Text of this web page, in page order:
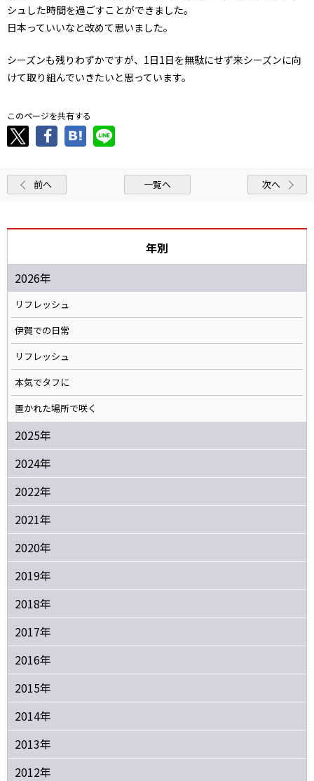
シュした時間を過ごすことができました。
日本っていいなと改めて思いました。
シーズンも残りわずかですが、1日1日を無駄にせず来シーズンに向
けて取り組んでいきたいと思っています。
このページを共有する
前へ 一覧へ 次へ
年別
2026年
リフレッシュ
伊賀での日常
リフレッシュ
本気でタフに
置かれた場所で咲く
2025年
2024年
2022年
2021年
2020年
2019年
2018年
2017年
2016年
2015年
2014年
2013年
2012年